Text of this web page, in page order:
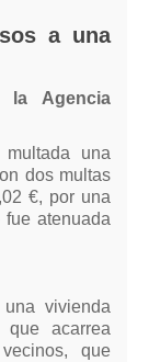
a una
la Agencia
una
dos multas
€, por una
atenuada
vivienda
acarrea
que